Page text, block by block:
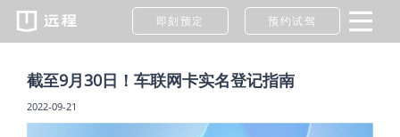
即刻预定 预约试驾
截至9月30日！车联网卡实名登记指南
2022-09-21